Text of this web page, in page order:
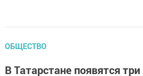
ОБЩЕСТВО
В Татарстане появятся